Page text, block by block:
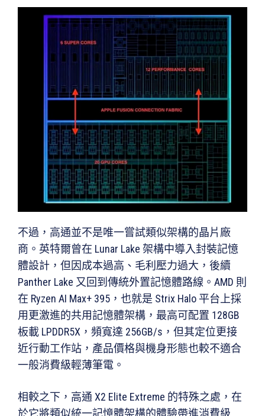
不過，高通並不是唯一嘗試類似架構的晶片廠
商。英特爾曾在 Lunar Lake 架構中導入封裝記憶
體設計，但因成本過高、毛利壓力過大，後續
Panther Lake 又回到傳統外置記憶體路線。AMD 則
在 Ryzen AI Max+ 395，也就是 Strix Halo 平台上採
用更激進的共用記憶體架構，最高可配置 128GB
板載 LPDDR5X，頻寬達 256GB/s，但其定位更接
近行動工作站，產品價格與機身形態也較不適合
一般消費級輕薄筆電。
相較之下，高通 X2 Elite Extreme 的特殊之處，在
於它將類似統一記憶體架構的體驗帶進消費級